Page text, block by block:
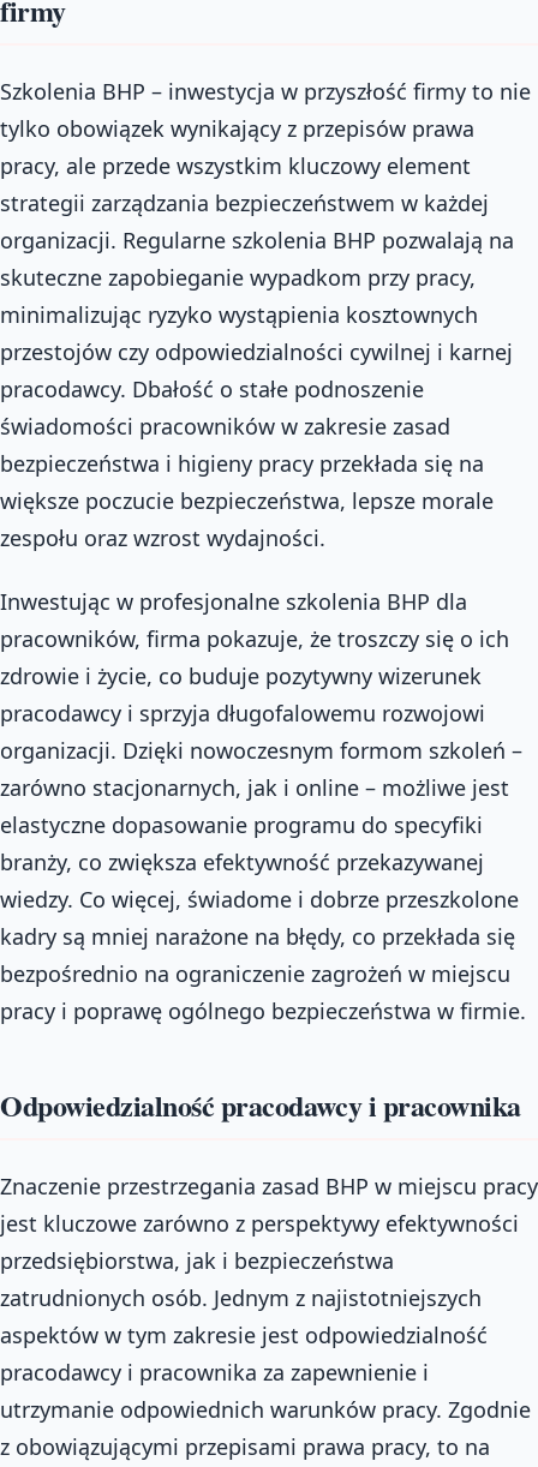
firmy
Szkolenia BHP – inwestycja w przyszłość firmy to nie
tylko obowiązek wynikający z przepisów prawa
pracy, ale przede wszystkim kluczowy element
strategii zarządzania bezpieczeństwem w każdej
organizacji. Regularne szkolenia BHP pozwalają na
skuteczne zapobieganie wypadkom przy pracy,
minimalizując ryzyko wystąpienia kosztownych
przestojów czy odpowiedzialności cywilnej i karnej
pracodawcy. Dbałość o stałe podnoszenie
świadomości pracowników w zakresie zasad
bezpieczeństwa i higieny pracy przekłada się na
większe poczucie bezpieczeństwa, lepsze morale
zespołu oraz wzrost wydajności.
Inwestując w profesjonalne szkolenia BHP dla
pracowników, firma pokazuje, że troszczy się o ich
zdrowie i życie, co buduje pozytywny wizerunek
pracodawcy i sprzyja długofalowemu rozwojowi
organizacji. Dzięki nowoczesnym formom szkoleń –
zarówno stacjonarnych, jak i online – możliwe jest
elastyczne dopasowanie programu do specyfiki
branży, co zwiększa efektywność przekazywanej
wiedzy. Co więcej, świadome i dobrze przeszkolone
kadry są mniej narażone na błędy, co przekłada się
bezpośrednio na ograniczenie zagrożeń w miejscu
pracy i poprawę ogólnego bezpieczeństwa w firmie.
Odpowiedzialność pracodawcy i pracownika
Znaczenie przestrzegania zasad BHP w miejscu pracy
jest kluczowe zarówno z perspektywy efektywności
przedsiębiorstwa, jak i bezpieczeństwa
zatrudnionych osób. Jednym z najistotniejszych
aspektów w tym zakresie jest odpowiedzialność
pracodawcy i pracownika za zapewnienie i
utrzymanie odpowiednich warunków pracy. Zgodnie
z obowiązującymi przepisami prawa pracy, to na